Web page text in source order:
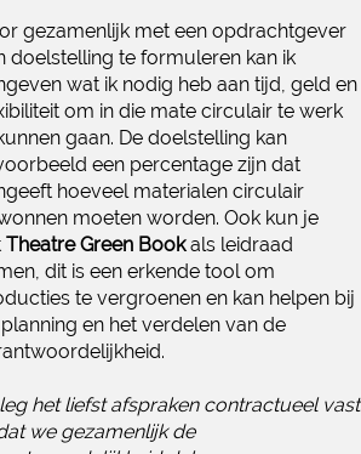
gezamenlijk met een opdrachtgever
doelstelling te formuleren kan ik
wat ik nodig heb aan tijd, geld en
om in die mate circulair te werk
gaan. De doelstelling kan
een percentage zijn dat
hoeveel materialen circulair
moeten worden. Ook kun je
Theatre Green Bookals leidraad
dit is een erkende tool om
te vergroenen en kan helpen bij
en het verdelen van de
leg het liefst afspraken contractueel vast
we gezamenlijk de